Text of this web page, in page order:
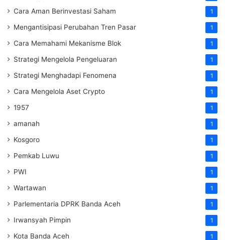
Cara Aman Berinvestasi Saham 1
Mengantisipasi Perubahan Tren Pasar 1
Cara Memahami Mekanisme Blok 1
Strategi Mengelola Pengeluaran 1
Strategi Menghadapi Fenomena 1
Cara Mengelola Aset Crypto 1
1957 1
amanah 1
Kosgoro 1
Pemkab Luwu 1
PWI 1
Wartawan 1
Parlementaria DPRK Banda Aceh 1
Irwansyah Pimpin 1
Kota Banda Aceh 1